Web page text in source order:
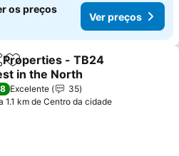
os preços
Ver preços
Adicionar aos favoritos
Properties - TB24
in the North
preços
Excelente
35
1.1 km de Centro da cidade